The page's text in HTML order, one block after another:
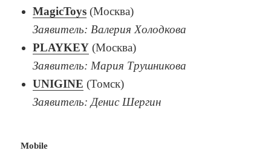
MagicToys (Москва)
Заявитель: Валерия Холодкова
PLAYKEY (Москва)
Заявитель: Мария Трушникова
UNIGINE (Томск)
Заявитель: Денис Шергин
Mobile